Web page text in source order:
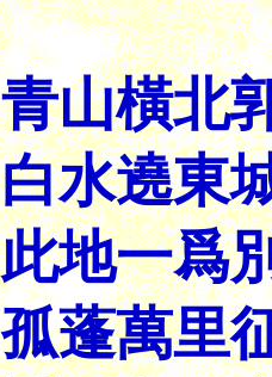
青山橫北
白水遶東
此地一爲
孤蓬萬里